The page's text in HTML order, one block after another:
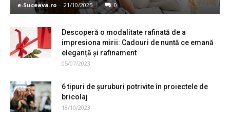
e-Suceava.ro - 21/10/2025 0
Descoperă o modalitate rafinată de a
impresiona mirii: Cadouri de nuntă ce emană
eleganță și rafinament
05/07/2023
6 tipuri de șuruburi potrivite în proiectele de
bricolaj
18/10/2023